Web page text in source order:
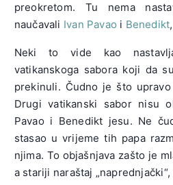
preokretom. Tu nema
naučavali Ivan Pavao i Benedikt
Neki to vide kao
vatikanskoga sabora koji da
prekinuli. Čudno je što
Drugi vatikanski sabor nisu
Pavao i Benedikt jesu. Ne
stasao u vrijeme tih papa
njima. To objašnjava zašto je
a stariji naraštaj